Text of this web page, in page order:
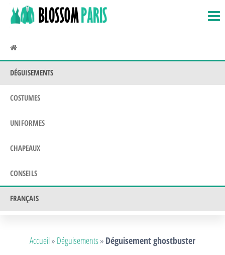
Passer
DÉGUISEMENTS
COSTUMES
UNIFORMES
CHAPEAUX
CONSEILS
FRANÇAIS
Accueil» Déguisements » Déguisement ghostbuster